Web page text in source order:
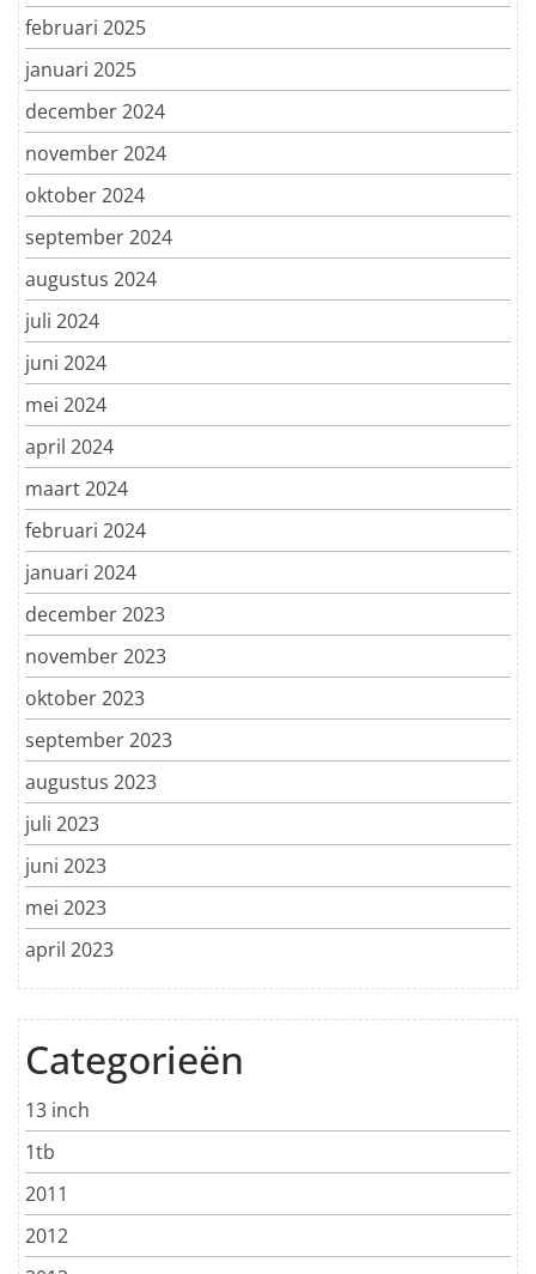
februari 2025
januari 2025
december 2024
november 2024
oktober 2024
september 2024
augustus 2024
juli 2024
juni 2024
mei 2024
april 2024
maart 2024
februari 2024
januari 2024
december 2023
november 2023
oktober 2023
september 2023
augustus 2023
juli 2023
juni 2023
mei 2023
april 2023
Categorieën
13 inch
1tb
2011
2012